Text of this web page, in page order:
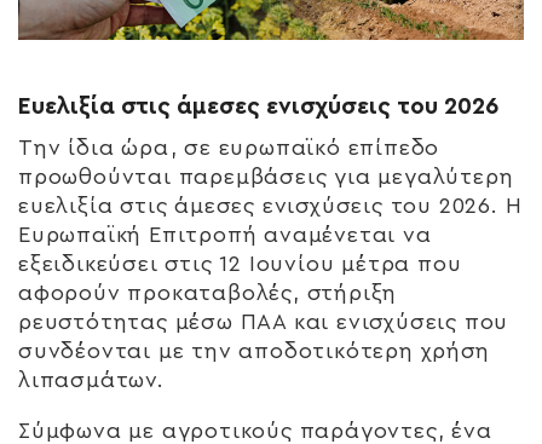
Ευελιξία στις άμεσες ενισχύσεις του 2026
Την ίδια ώρα, σε ευρωπαϊκό επίπεδο
προωθούνται παρεμβάσεις για μεγαλύτερη
ευελιξία στις άμεσες ενισχύσεις του 2026. Η
Ευρωπαϊκή Επιτροπή αναμένεται να
εξειδικεύσει στις 12 Ιουνίου μέτρα που
αφορούν προκαταβολές, στήριξη
ρευστότητας μέσω ΠΑΑ και ενισχύσεις που
συνδέονται με την αποδοτικότερη χρήση
λιπασμάτων.
Σύμφωνα με αγροτικούς παράγοντες, ένα